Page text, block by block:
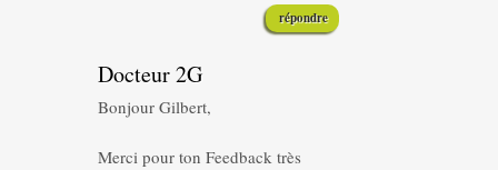
répondre
Docteur 2G
Bonjour Gilbert,
Merci pour ton Feedback très